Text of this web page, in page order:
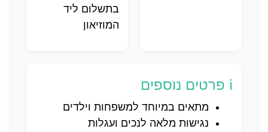
בתשלום ליד
המוזיאון
ℹ️ פרטים נוספים
מתאים במיוחד למשפחות וילדים
נגישות מלאה לנכים ועגלות